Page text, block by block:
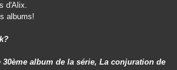
d'Alix.
albums!
album de la série, La conjuration de